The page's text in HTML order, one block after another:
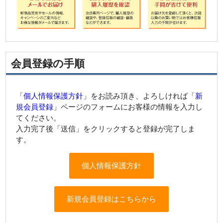
会社案内
カートの中を見る
会員登録の手順
「個人情報保護方針」をお読み頂き、よろしければ「新
規会員登録」ページのフォームにお客様の情報を入力し
てください。
入力完了後「送信」をクリックすると登録が完了しま
す。
個人情報保護方針
新規会員登録はこちらから